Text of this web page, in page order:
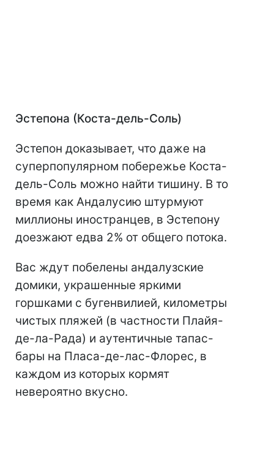
Эстепона (Коста-дель-Соль)
Эстепон доказывает, что даже на
суперпопулярном побережье Коста-
дель-Соль можно найти тишину. В то
время как Андалусию штурмуют
миллионы иностранцев, в Эстепону
доезжают едва 2% от общего потока.
Вас ждут побелены андалузские
домики, украшенные яркими
горшками с бугенвилией, километры
чистых пляжей (в частности Плайя-
де-ла-Рада) и аутентичные тапас-
бары на Пласа-де-лас-Флорес, в
каждом из которых кормят
невероятно вкусно.